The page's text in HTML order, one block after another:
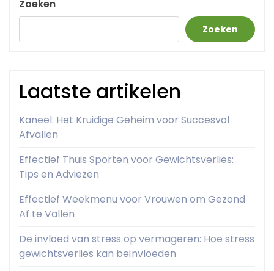
Zoeken
Zoeken
Laatste artikelen
Kaneel: Het Kruidige Geheim voor Succesvol
Afvallen
Effectief Thuis Sporten voor Gewichtsverlies:
Tips en Adviezen
Effectief Weekmenu voor Vrouwen om Gezond
Af te Vallen
De invloed van stress op vermageren: Hoe stress
gewichtsverlies kan beïnvloeden